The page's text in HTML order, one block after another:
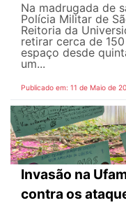
Na madrugada de
Polícia Militar de
Reitoria da
retirar cerca de
espaço desde
um...
Publicado em: 11 de Maio de
Invasão na
contra os